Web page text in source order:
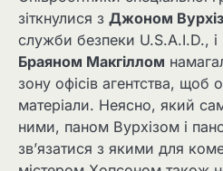
зіткнулися з Джоном
служби безпеки U.S.A.I.D.,
Браяном Макгіллом
зону офісів агентства, щоб
матеріали. Неясно, який
ними, паном Вурхізом і
зв’язатися з якими для